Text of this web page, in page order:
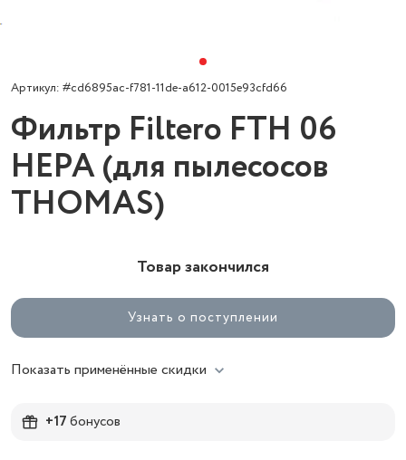
Артикул: #cd6895ac-f781-11de-a612-0015e93cfd66
Фильтр Filtero FTH 06
НЕРА (для пылесосов
THOMAS)
Товар закончился
Узнать о поступлении
Показать применённые скидки
+17бонусов